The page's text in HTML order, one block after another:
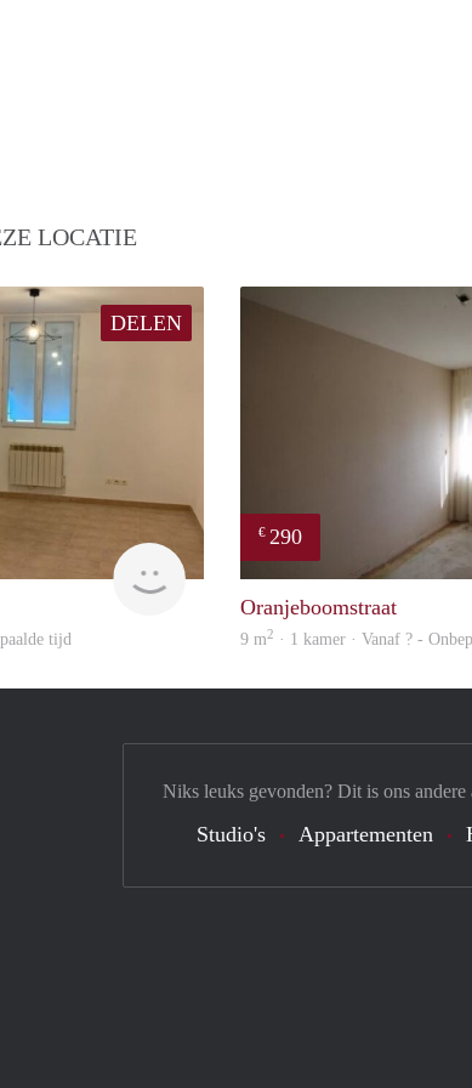
LOCATIE
DELEN
tijd
€ 290
Oranjeboomstraat
9 m2 · 1 kamer · Vanaf ? -
Niks leuks gevonden? Dit is ons andere
Studio's Appartementen